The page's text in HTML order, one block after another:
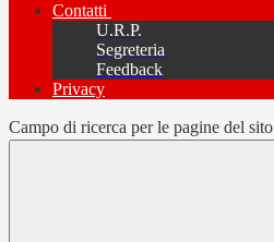
Contatti
U.R.P.
Segreteria
Feedback
Privacy
Campo di ricerca per le pagine del sito